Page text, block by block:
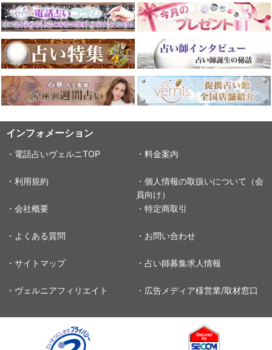
インフォメーション
・電話占いヴェルニTOP ・料金案内
・利用規約
・個人情報の取扱いについて（会
員向け）
・会社概要
・特定商取引
・よくある質問 ・お問い合わせ
・サイトマップ ・占い師募集求人情報
・ヴェルニアフィリエイト ・広告メディア様営業/取材窓口